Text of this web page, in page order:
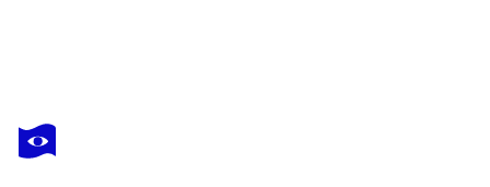
WOJTEK BABSKI
Abstraction 3